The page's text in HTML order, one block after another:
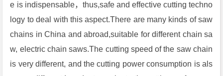
e is indispensable，thus,safe and effective cutting techno
logy to deal with this aspect.There are many kinds of saw
chains in China and abroad,suitable for different chain sa
w, electric chain saws.The cutting speed of the saw chain
is very different, and the cutting power consumption is als